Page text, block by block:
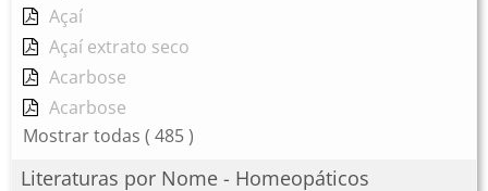
Açaí
Açaí extrato seco
Acarbose
Acarbose
Mostrar todas ( 485 )
Literaturas por Nome - Homeopáticos